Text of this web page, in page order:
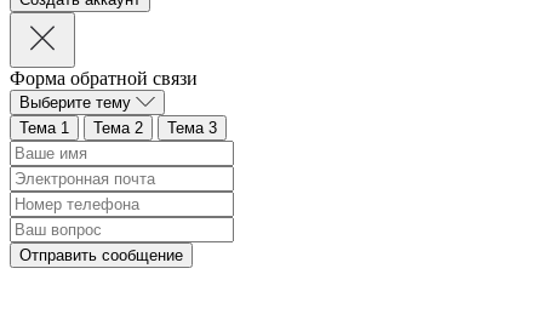
Форма обратной связи
Выберите тему
Тема 1
Тема 2 Тема 3
Отправить сообщение